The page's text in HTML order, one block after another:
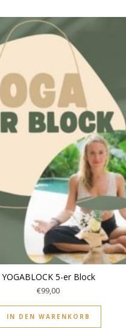
YOGABLOCK 5-er Block
€99,00
IN DEN WARENKORB